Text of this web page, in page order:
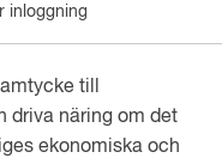
inloggning
till
driva näring om det
ekonomiska och